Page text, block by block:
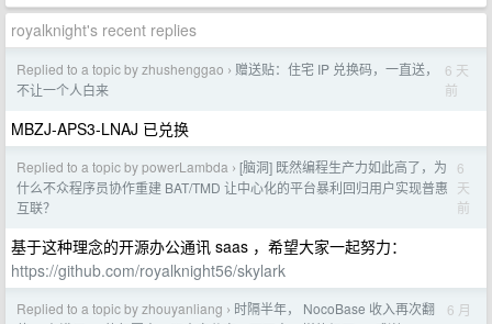
royalknight's recent replies
Replied to a topic by zhushenggao › 赠送贴：住宅 IP 兑换码，一直送，
不让一个人白来
6 天
前
MBZJ-APS3-LNAJ 已兑换
Replied to a topic by powerLambda › [脑洞] 既然编程生产力如此高了，为
什么不众程序员协作重建 BAT/TMD 让中心化的平台暴利回归用户实现普惠
互联？
6
天
前
基于这种理念的开源办公通讯 saas ，希望大家一起努力：
https://github.com/royalknight56/skylark
Replied to a topic by zhouyanliang › 时隔半年， NocoBase 收入再次翻
6 月